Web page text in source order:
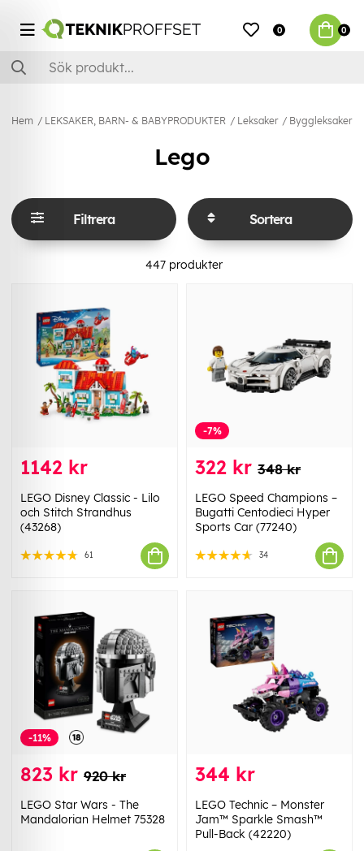
0 0
Hem LEKSAKER, BARN- & BABYPRODUKTER Leksaker Byggleksaker
Lego
Filtrera Sortera
447produkter
1142 kr
LEGO Disney Classic - Lilo
och Stitch Strandhus
(43268)
61
-7%
322 kr 348 kr
LEGO Speed Champions –
Bugatti Centodieci Hyper
Sports Car (77240)
34
-11%
823 kr 920 kr
LEGO Star Wars - The
Mandalorian Helmet 75328
344 kr
LEGO Technic – Monster
Jam™ Sparkle Smash™
Pull-Back (42220)